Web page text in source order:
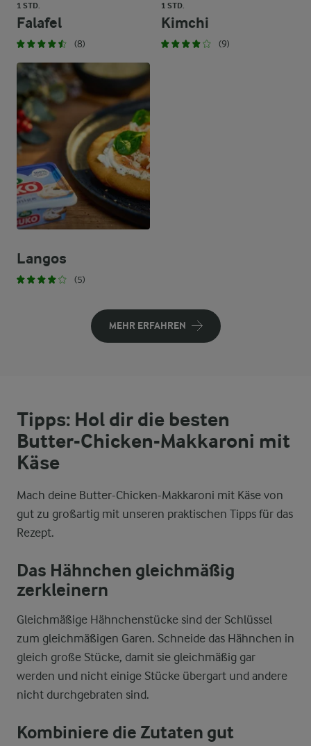
1 STD.
Falafel
(8)
1 STD.
Kimchi
(9)
Langos
(5)
MEHR ERFAHREN
Tipps: Hol dir die besten
Butter-Chicken-Makkaroni mit
Käse
Mach deine Butter-Chicken-Makkaroni mit Käse von
gut zu großartig mit unseren praktischen Tipps für das
Rezept.
Das Hähnchen gleichmäßig
zerkleinern
Gleichmäßige Hähnchenstücke sind der Schlüssel
zum gleichmäßigen Garen. Schneide das Hähnchen in
gleich große Stücke, damit sie gleichmäßig gar
werden und nicht einige Stücke übergart und andere
nicht durchgebraten sind.
Kombiniere die Zutaten gut